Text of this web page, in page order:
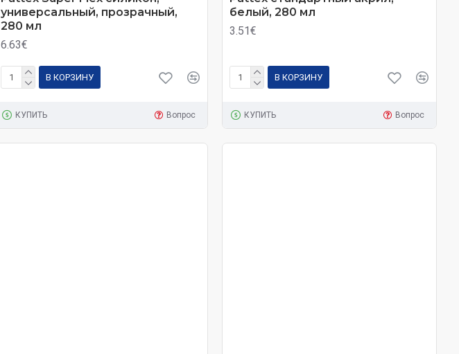
универсальный, прозрачный,
280 мл
6.63€
В КОРЗИНУ
КУПИТЬ Вопрос
белый, 280 мл
3.51€
В КОРЗИНУ
КУПИТЬ Вопрос